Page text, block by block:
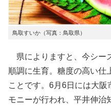
鳥取すいか（写真：鳥取県）
県によりますと、今シー
順調に生育。糖度の高い仕
ことです。6月6日には大
モニーが行われ、平井伸治